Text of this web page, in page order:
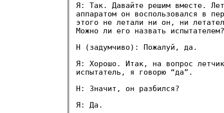
Я: Так. Давайте решим вместе.
аппаратом он воспользовался в
этого не летали ни он, ни
Можно ли его назвать испытателем?
Н (задумчиво): Пожалуй, да.
Я: Хорошо. Итак, на вопрос
испытатель, я говорю “да”.
Н: Значит, он разбился?
Я: Да.